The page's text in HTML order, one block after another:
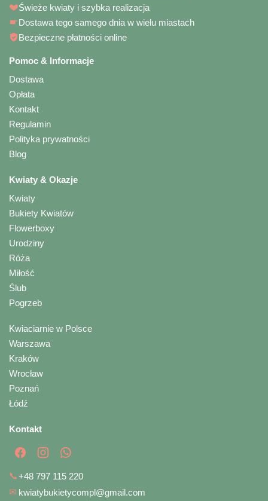
Świeże kwiaty i szybka realizacja
Dostawa tego samego dnia w wielu miastach
Bezpieczne płatności online
Pomoc & Informacje
Dostawa
Opłata
Kontakt
Regulamin
Polityka prywatności
Blog
Kwiaty & Okazje
Kwiaty
Bukiety Kwiatów
Flowerboxy
Urodziny
Róża
Miłość
Ślub
Pogrzeb
Kwiaciarnie w Polsce
Warszawa
Kraków
Wrocław
Poznań
Łódź
Kontakt
📞+48 797 115 220
✉ kwiatybukietycompl@gmail.com